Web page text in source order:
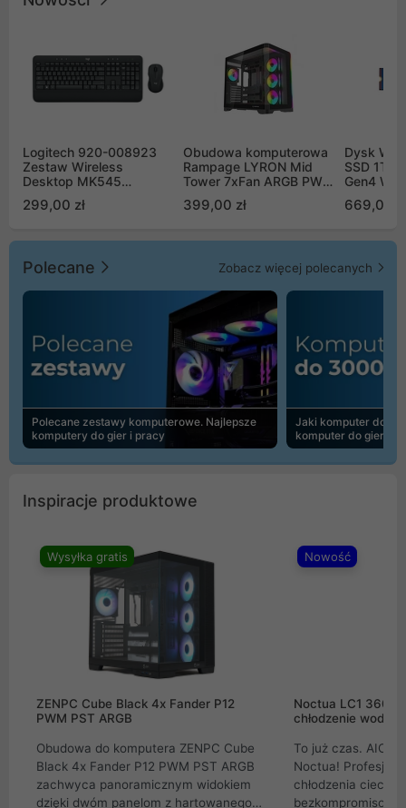
Logitech 920-008923
Zestaw Wireless
Desktop MK545
299,00 zł
Obudowa komputerowa
Rampage LYRON Mid
Tower 7xFan ARGB PWM
399,00 zł
Dysk WD
SSD 1TB
Gen4
669,00
Polecane Zobacz więcej polecanych
Polecane zestawy komputerowe. Najlepsze
komputery do gier i pracy
Jaki komputer do
komputer do gier |
Inspiracje produktowe
Wysyłka gratis
ZENPC Cube Black 4x Fander P12
PWM PST ARGB
Obudowa do komputera ZENPC Cube
Black 4x Fander P12 PWM PST ARGB
zachwyca panoramicznym widokiem
dzięki dwóm panelom z hartowanego
Nowość
Noctua LC1
chłodzenie wodne
To już czas. AIO
Noctua!
chłodzenia cieczą